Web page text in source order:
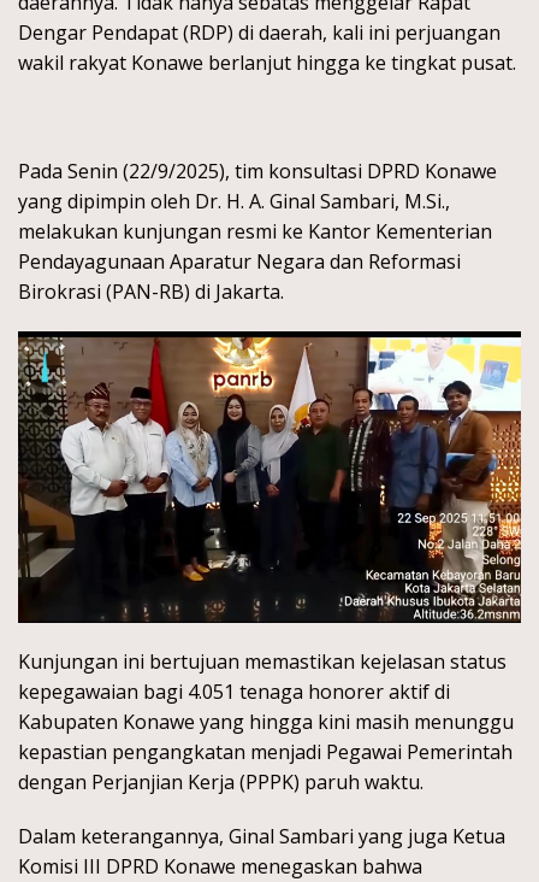
Dengar Pendapat (RDP) di daerah, kali ini perjuangan
wakil rakyat Konawe berlanjut hingga ke tingkat pusat.
Pada Senin (22/9/2025), tim konsultasi DPRD Konawe
yang dipimpin oleh Dr. H. A. Ginal Sambari, M.Si.,
melakukan kunjungan resmi ke Kantor Kementerian
Pendayagunaan Aparatur Negara dan Reformasi
Birokrasi (PAN-RB) di Jakarta.
Kunjungan ini bertujuan memastikan kejelasan status
kepegawaian bagi 4.051 tenaga honorer aktif di
Kabupaten Konawe yang hingga kini masih menunggu
kepastian pengangkatan menjadi Pegawai Pemerintah
dengan Perjanjian Kerja (PPPK) paruh waktu.
Dalam keterangannya, Ginal Sambari yang juga Ketua
Komisi III DPRD Konawe menegaskan bahwa